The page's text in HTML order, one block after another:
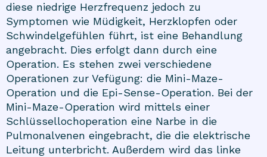
diese niedrige Herzfrequenz jedoch zu
Symptomen wie Müdigkeit, Herzklopfen oder
Schwindelgefühlen führt, ist eine Behandlung
angebracht. Dies erfolgt dann durch eine
Operation. Es stehen zwei verschiedene
Operationen zur Vefügung: die Mini-Maze-
Operation und die Epi-Sense-Operation. Bei der
Mini-Maze-Operation wird mittels einer
Schlüssellochoperation eine Narbe in die
Pulmonalvenen eingebracht, die die elektrische
Leitung unterbricht. Außerdem wird das linke